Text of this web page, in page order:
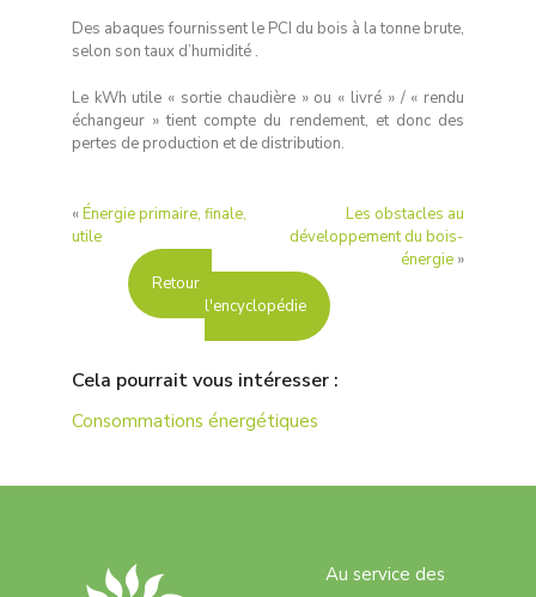
Des abaques fournissent le PCI du bois à la tonne brute,
selon son taux d’humidité .
Le kWh utile « sortie chaudière » ou « livré » / « rendu
échangeur » tient compte du rendement, et donc des
pertes de production et de distribution.
«Énergie primaire, finale,
utile
Les obstacles au
développement du bois-
énergie »
Retour à
l'encyclopédie
Cela pourrait vous intéresser :
Consommations énergétiques
Au service des